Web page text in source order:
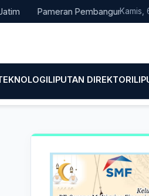
Pameran Pembangunan NTTKamis,
LIPUTAN DIREKTORI